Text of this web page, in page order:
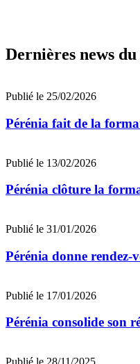
Dernières news du
Publié le 25/02/2026
Pérénia fait de la
Publié le 13/02/2026
Pérénia clôture la
Publié le 31/01/2026
Pérénia donne
Publié le 17/01/2026
Pérénia consolide son
Publié le 28/11/2025